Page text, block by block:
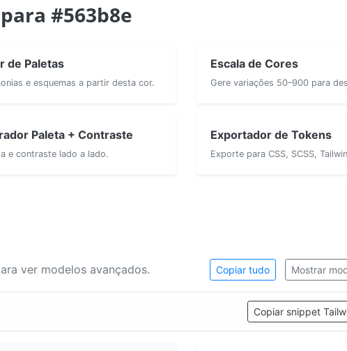
#563b8e
de Paletas
e esquemas a partir desta cor.
Escala de Cores
Gere variações 50–900 para
Paleta + Contraste
e contraste lado a lado.
Exportador de Tokens
Exporte para CSS, SCSS,
ver modelos avançados. Copiar tudo Mostrar
Copiar snippet